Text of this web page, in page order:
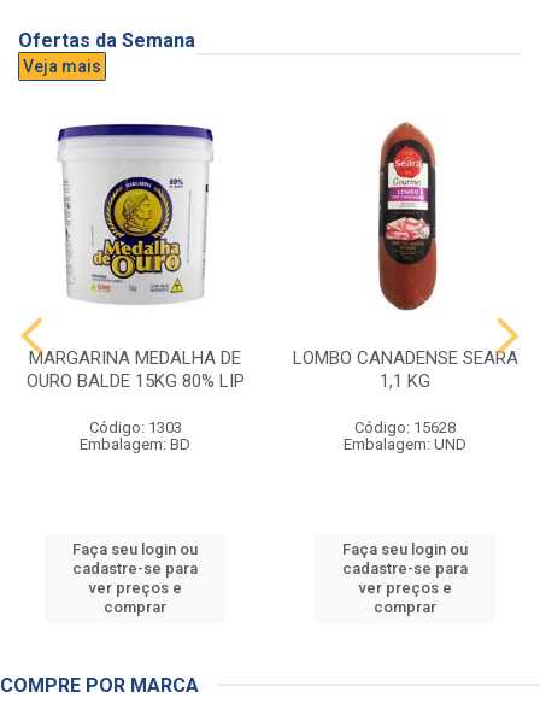
Ofertas da Semana
Veja mais
MARGARINA MEDALHA DE
OURO BALDE 15KG 80% LIP
Código: 1303
Embalagem: BD
Faça seu login ou
cadastre-se para
ver preços e
comprar
LOMBO CANADENSE SEARA
1,1 KG
Código: 15628
Embalagem: UND
Faça seu login ou
cadastre-se para
ver preços e
comprar
COMPRE POR MARCA